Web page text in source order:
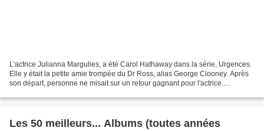
L'actrice Julianna Margulies, a été Carol Hathaway dans la série, Urgences.
Elle y était la petite amie trompée du Dr Ross, alias George Clooney. Après
son départ, personne ne misait sur un retour gagnant pour l'actrice.
Les 50 meilleurs... Albums (toutes années